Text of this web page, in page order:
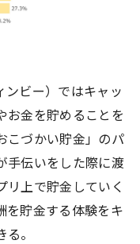
ンビー）ではキャッ
お金を貯めることを
こづかい貯金」のパ
手伝いをした際に渡
リ上で貯金していく
を貯金する体験をキ
。